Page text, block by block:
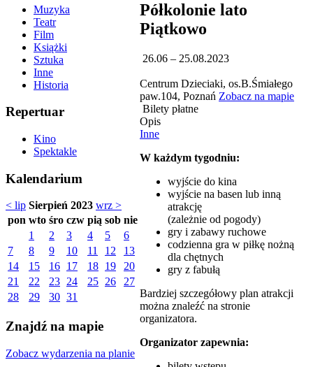
Muzyka
Teatr
Film
Książki
Sztuka
Inne
Historia
Repertuar
Kino
Spektakle
Kalendarium
< lip Sierpień 2023 wrz >
pon wto śro czw pią sob nie
1
2 3 4 5
6
7
8 9 10 11 12
13
14
15 16 17 18 19
20
21
22 23 24 25 26
27
28
29 30 31
Znajdź na mapie
Zobacz wydarzenia na planie
Półkolonie lato
Piątkowo
26.06 – 25.08.2023
Centrum Dzieciaki, os.B.Śmiałego
paw.104, Poznań Zobacz na mapie
Bilety płatne
Opis
Inne
W każdym tygodniu:
wyjście do kina
wyjście na basen lub inną
atrakcję
(zależnie od pogody)
gry i zabawy ruchowe
codzienna gra w piłkę nożną
dla chętnych
gry z fabułą
Bardziej szczegółowy plan atrakcji
można znaleźć na stronie
organizatora.
Organizator zapewnia: